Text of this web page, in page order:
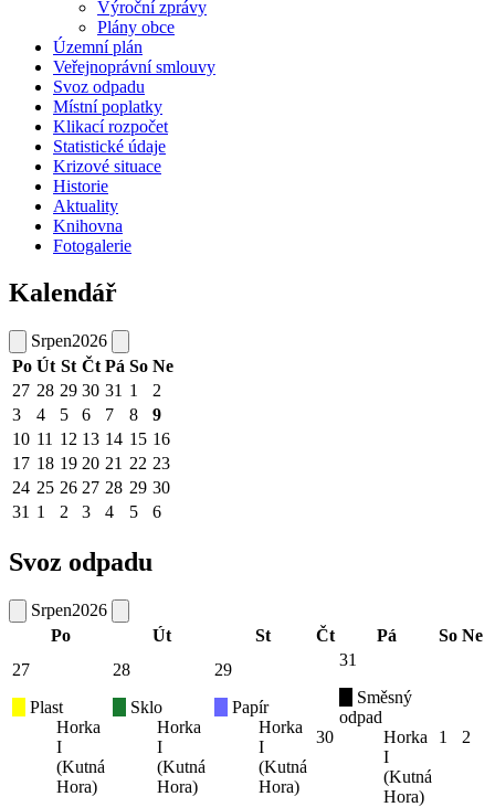
Výroční zprávy
Plány obce
Územní plán
Veřejnoprávní smlouvy
Svoz odpadu
Místní poplatky
Klikací rozpočet
Statistické údaje
Krizové situace
Historie
Aktuality
Knihovna
Fotogalerie
Kalendář
Srpen2026
Po Út St Čt Pá So Ne
27 28 29 30 31 1
2
3
4 5 6 7 8
9
10 11 12 13 14 15 16
17 18 19 20 21 22 23
24 25 26 27 28 29 30
31 1 2 3 4 5 6
Svoz odpadu
Srpen2026
Po
Út St Čt Pá So Ne
27
Plast
Horka
I
(Kutná
Hora)
28
Sklo
Horka
I
(Kutná
Hora)
29
Papír
Horka
I
(Kutná
Hora)
30
31
Směsný
odpad
Horka
I
(Kutná
Hora)
1 2